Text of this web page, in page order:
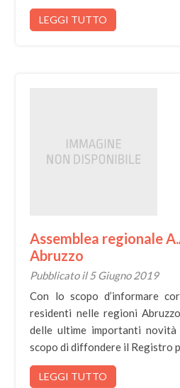
LEGGI TUTTO
Assemblea regionale
Abruzzo
Pubblicato il 5 Giugno 2019
Con lo scopo d’informare
residenti nelle regioni
delle ultime importanti
scopo di diffondere il Registro
LEGGI TUTTO